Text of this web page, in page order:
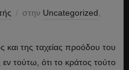
στην Uncategorized
και της ταχείας προόδου του
εν τούτω, ότι το κράτος τούτο